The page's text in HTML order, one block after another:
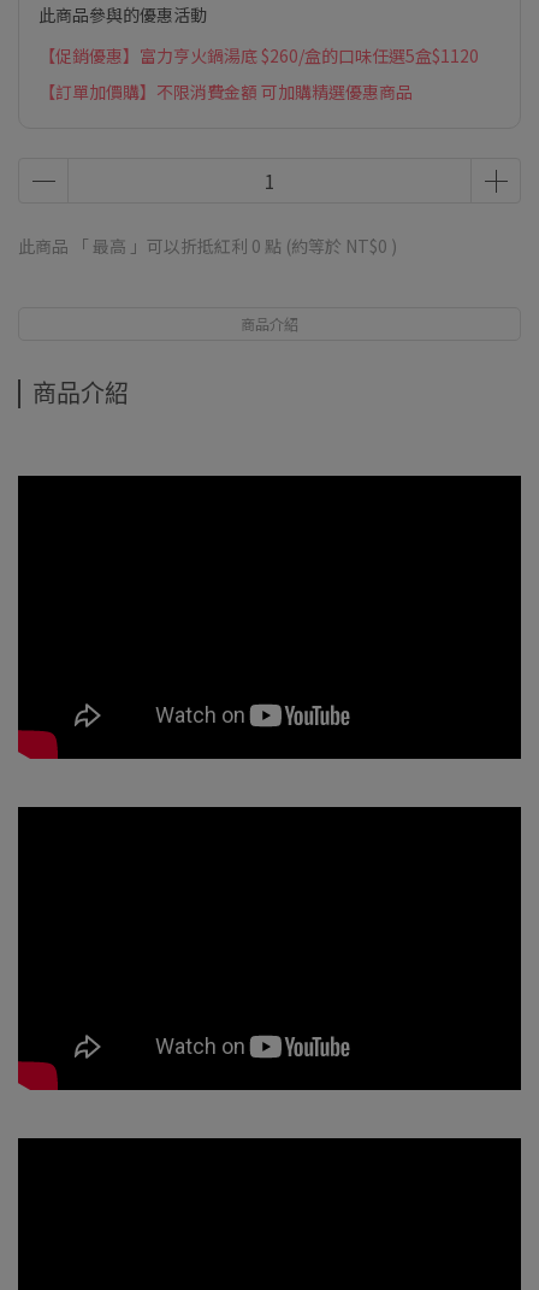
此商品參與的優惠活動
【促銷優惠】富力亨火鍋湯底 $260/盒的口味任選5盒$1120
【訂單加價購】不限消費金額 可加購精選優惠商品
此商品 「 最高 」可以折抵紅利 0 點 (約等於 NT$0 )
商品介紹
商品介紹